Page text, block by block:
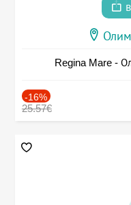
Regina Mare -
-16%
25.57€